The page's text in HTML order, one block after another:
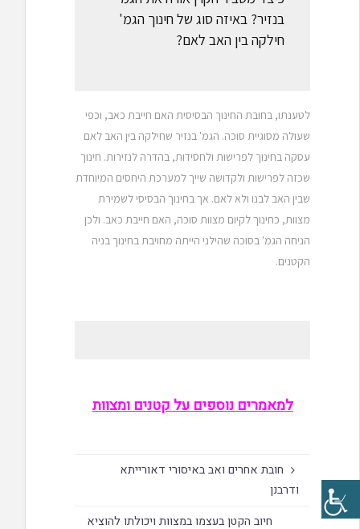
בנזיר? באיזה סוג של חינוך הגמ'
חילקה בין האב לאם?
לטענתו, בחובת החינוך הבסיסית האם חייבת כאב, וכפי
שעולה מסוגיית סוכה. הגמ' בנזיר שחילקה בין האב לאם
עסקה בחינוך לפרישות ולחסידות, בהדרה לנזירות. חינוך
שכזה לפרישות ולקדושה שייך למערכת היחסים המיוחדת
שבין האב לבנו ולא לאם. אך בחינוך הבסיסי לשמירת
מצוות, כחינוך לקיום מצוות סוכה, האם חייבת כאב. ולכן
הניחה הגמ' בסוכה שהילני הייתה מחויבת בחינוך בניה
הקטנים.
למאמרים נוספים על קטנים ומצוות
חובת אחרים ואב באיסורי דאורייתא
ודרבנן
חיוב הקטן בעצמו במצוות ויכולתו להוציא